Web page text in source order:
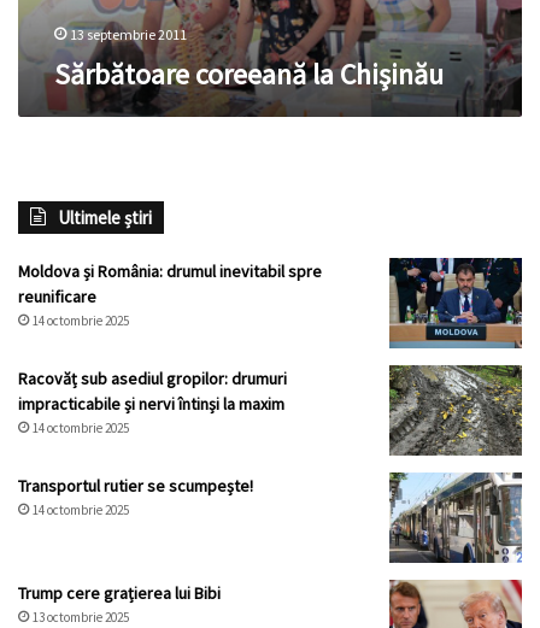
13 septembrie 2011
Sărbătoare coreeană la Chişinău
Ultimele știri
Moldova și România: drumul inevitabil spre
reunificare
14 octombrie 2025
Racovăț sub asediul gropilor: drumuri
impracticabile și nervi întinși la maxim
14 octombrie 2025
Transportul rutier se scumpește!
14 octombrie 2025
Trump cere grațierea lui Bibi
13 octombrie 2025